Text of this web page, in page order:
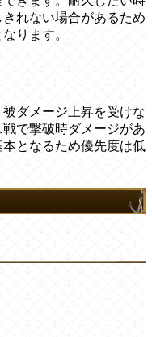
れない場合があるため
ります。
ダメージ上昇を受けな
で撃破時ダメージがあ
となるため優先度は低